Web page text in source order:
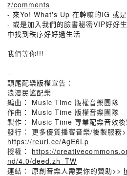
z/comments
- 來Yo! What's Up 在幹嘛的IG 或
- 或是加入我們的臉書秘密VIP好好
中找到秩序好好過生活
我們等你!!!
--
頭尾配樂版權宣告：
浪漫民謠配樂
編曲： Music Time 版權音樂團隊
作曲： Music Time 版權音樂團隊
製作： Music Time 專業配樂音效後
發行： 更多優質播客音樂/後製服務
https://reurl.cc/AgE6Lp
授權： https://
nd/4.0/deed.zh_TW
連結： 原創音樂人需要你的贊助>>